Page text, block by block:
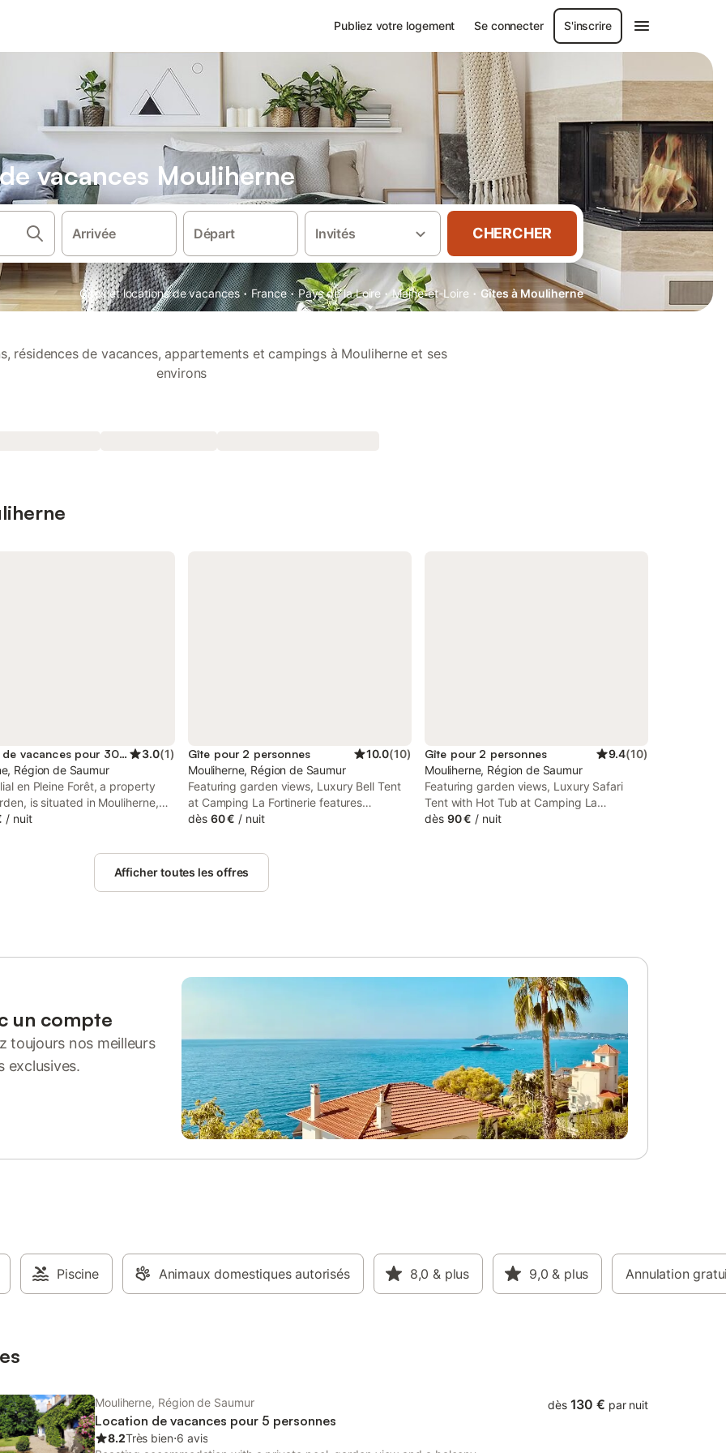
Publiez votre logement Se connecter S'inscrire
vacances Mouliherne
Arrivée Départ Invités CHERCHER
Gîtes et locations de vacances · France · Pays de la Loire · Maine-et-Loire · Gîtes à Mouliherne
résidences de vacances, appartements et campings à Mouliherne et ses
environs
Location de vacances pour 30 personnes 3.0(1)
Région de Saumur
en Pleine Forêt, a property
is situated in Mouliherne,
Chateau de Montsoreau, 38
Château des Réaux.
/ nuit
Gîte pour 2 personnes 10.0(10)
Mouliherne, Région de Saumur
Featuring garden views, Luxury Bell Tent
at Camping La Fortinerie features
accommodation with a garden and a
Station. This property offers access to a
terrace, free private parking and free WiFi.
dès 60 € / nuit
Gîte pour 2 personnes 9.4(10)
Mouliherne, Région de Saumur
Featuring garden views, Luxury Safari
Tent with Hot Tub at Camping La
Fortinerie provides accommodation with a
dès 90 € / nuit
Afficher toutes les offres
un compte
toujours nos meilleurs
exclusives.
Piscine Animaux domestiques autorisés 8,0 & plus 9,0 & plus Annulation
Mouliherne, Région de Saumur
Location de vacances pour 5 personnes
8.2Très bien⋅6 avis
dès 130 € par nuit